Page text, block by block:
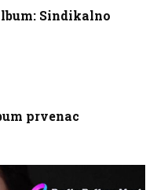
Sindikalno
prvenac